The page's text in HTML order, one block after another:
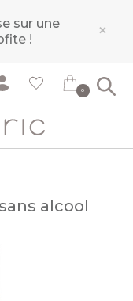
sur une
! ×
0
alcool